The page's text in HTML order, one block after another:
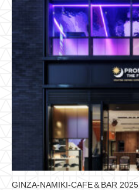
GINZA-NAMIKI-CAFE＆BAR 2025